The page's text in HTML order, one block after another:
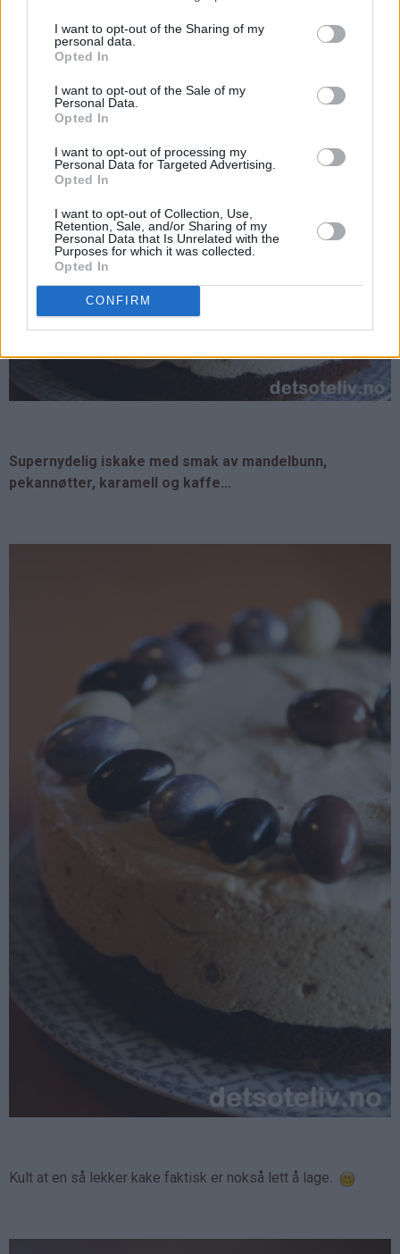
I want to opt-out of the Sharing of my
personal data.
Opted In
I want to opt-out of the Sale of my
Personal Data.
Opted In
I want to opt-out of processing my
Personal Data for Targeted Advertising.
Opted In
I want to opt-out of Collection, Use,
Retention, Sale, and/or Sharing of my
Personal Data that Is Unrelated with the
Purposes for which it was collected.
Opted In
CONFIRM
blir så myk at du kan skjære kakestykker, men ikke så lenge
at den smelter for mye. Du kan eventuelt blande 3 plater
smeltet gelatin i iskremblandingen. Da holder iskaken
fasongen litt bedre også når den begynner å tine.
Supernydelig iskake med smak av mandelbunn,
pekannøtter, karamell og kaffe...
Kult at en så lekker kake faktisk er nokså lett å lage.